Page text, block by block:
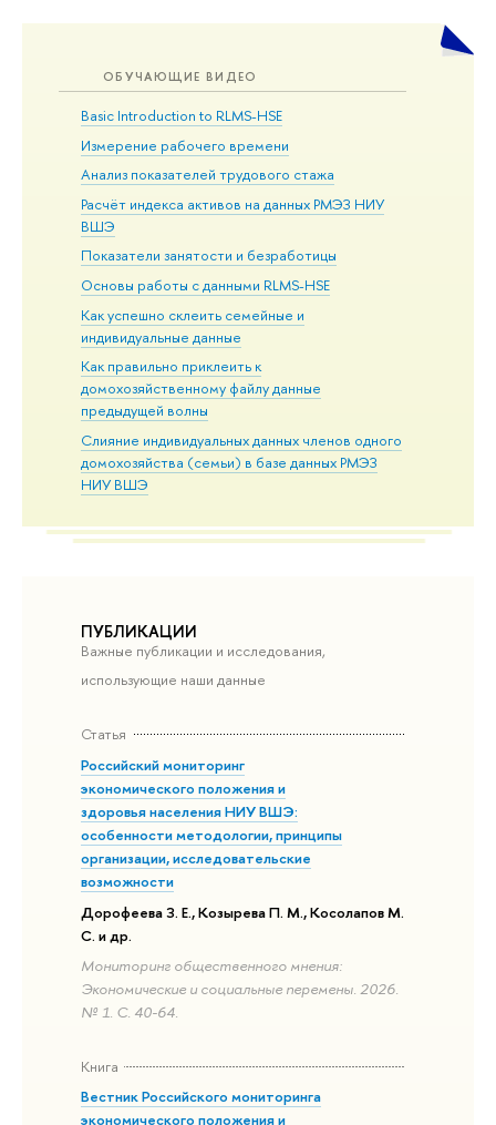
ОБУЧАЮЩИЕ ВИДЕО
Basic Introduction to RLMS-HSE
Измерение рабочего времени
Анализ показателей трудового стажа
Расчёт индекса активов на данных РМЭЗ НИУ
ВШЭ
Показатели занятости и безработицы
Основы работы с данными RLMS-HSE
Как успешно склеить семейные и
индивидуальные данные
Как правильно приклеить к
домохозяйственному файлу данные
предыдущей волны
Слияние индивидуальных данных членов одного
домохозяйства (семьи) в базе данных РМЭЗ
НИУ ВШЭ
ПУБЛИКАЦИИ
Важные публикации и исследования,
использующие наши данные
Статья
Российский мониторинг
экономического положения и
здоровья населения НИУ ВШЭ:
особенности методологии, принципы
организации, исследовательские
возможности
Дорофеева З. Е., Козырева П. М., Косолапов М.
С. и др.
Мониторинг общественного мнения:
Экономические и социальные перемены. 2026.
№ 1. С. 40-64.
Книга
Вестник Российского мониторинга
экономического положения и